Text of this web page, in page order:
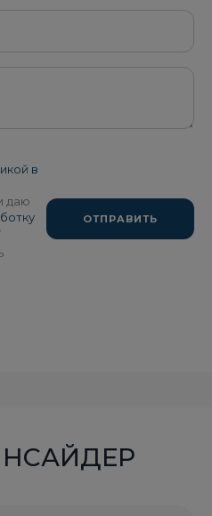
в
даю
ОТПРАВИТЬ